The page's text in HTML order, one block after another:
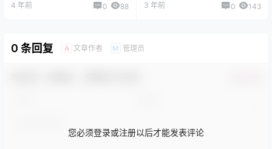
4 年前 0 88 3 年前 0 143
0 条回复 A 文章作者 M 管理员
您必须登录或注册以后才能发表评论